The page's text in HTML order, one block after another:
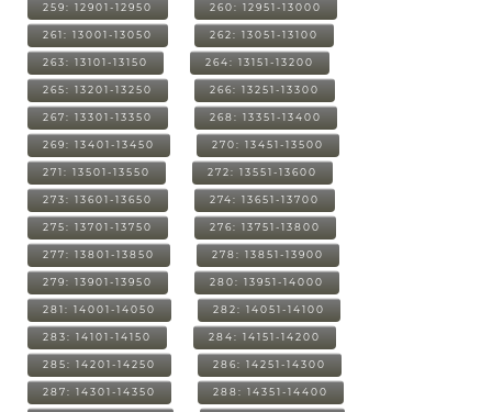
259: 12901-12950 260: 12951-13000
261: 13001-13050 262: 13051-13100
263: 13101-13150 264: 13151-13200
265: 13201-13250 266: 13251-13300
267: 13301-13350 268: 13351-13400
269: 13401-13450 270: 13451-13500
271: 13501-13550 272: 13551-13600
273: 13601-13650 274: 13651-13700
275: 13701-13750 276: 13751-13800
277: 13801-13850 278: 13851-13900
279: 13901-13950 280: 13951-14000
281: 14001-14050 282: 14051-14100
283: 14101-14150 284: 14151-14200
285: 14201-14250 286: 14251-14300
287: 14301-14350 288: 14351-14400